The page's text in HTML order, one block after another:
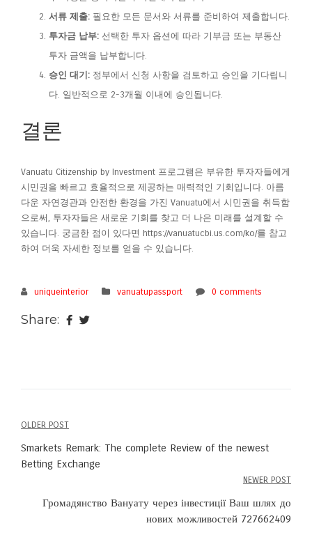
서류 제출: 필요한 모든 문서와 서류를 준비하여 제출합니다.
투자금 납부: 선택한 투자 옵션에 따라 기부금 또는 부동산
투자 금액을 납부합니다.
승인 대기: 정부에서 신청 사항을 검토하고 승인을 기다립니
다. 일반적으로 2-3개월 이내에 승인됩니다.
결론
Vanuatu Citizenship by Investment 프로그램은 부유한 투자자들에게
시민권을 빠르고 효율적으로 제공하는 매력적인 기회입니다. 아름
다운 자연경관과 안전한 환경을 가진 Vanuatu에서 시민권을 취득함
으로써, 투자자들은 새로운 기회를 찾고 더 나은 미래를 설계할 수
있습니다. 궁금한 점이 있다면 https://vanuatucbi.us.com/ko/를 참고
하여 더욱 자세한 정보를 얻을 수 있습니다.
uniqueinterior vanuatupassport 0 comments
Share:
Post
navigation
OLDER POST
Smarkets Remark: The complete Review of the newest
Betting Exchange
NEWER POST
Громадянство Вануату через інвестиції Ваш шлях до
нових можливостей 727662409